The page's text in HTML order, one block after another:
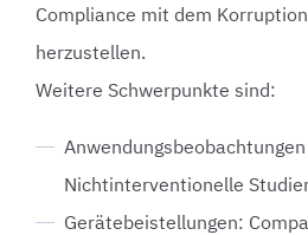
Compliance mit dem
herzustellen.
Weitere Schwerpunkte sind:
Nichtinterventionelle
Gerätebeistellungen: